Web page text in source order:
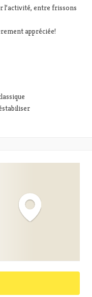
l’activité, entre frissons
appréciée!